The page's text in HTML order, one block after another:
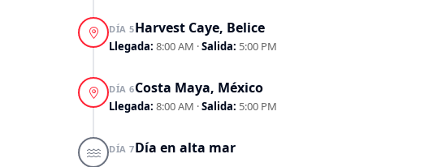
DÍA 5Harvest Caye, Belice
Llegada: 8:00 AM ·Salida: 5:00 PM
DÍA 6Costa Maya, México
Llegada: 8:00 AM ·Salida: 5:00 PM
DÍA 7Día en alta mar